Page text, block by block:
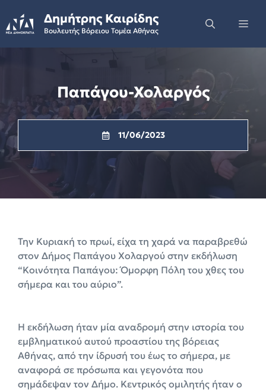
to
content
Δημήτρης Καιρίδης
Βουλευτής Βόρειου Τομέα Αθήνας
Παπάγου-Χολαργός
11/06/2023
Την Κυριακή το πρωί, είχα τη χαρά να παραβρεθώ
στον Δήμος Παπάγου Χολαργού στην εκδήλωση
“Κοινότητα Παπάγου: Όμορφη Πόλη του χθες του
σήμερα και του αύριο”.
Η εκδήλωση ήταν μία αναδρομή στην ιστορία του
εμβληματικού αυτού προαστίου της βόρειας
Αθήνας, από την ίδρυσή του έως το σήμερα, με
αναφορά σε πρόσωπα και γεγονότα που
σημάδεψαν τον Δήμο. Κεντρικός ομιλητής ήταν ο